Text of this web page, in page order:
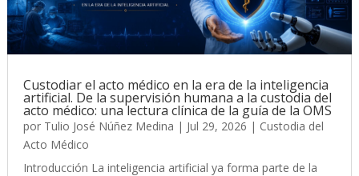
Custodiar el acto médico en la era de la inteligencia
artificial. De la supervisión humana a la custodia del
acto médico: una lectura clínica de la guía de la OMS
por Tulio José Núñez Medina | Jul 29, 2026 | Custodia del
Acto Médico
Introducción La inteligencia artificial ya forma parte de la